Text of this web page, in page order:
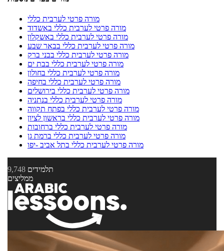
מורה פרטי לערבית כללי
מורה פרטי לערבית כללי באשדוד
מורה פרטי לערבית כללי באשקלון
מורה פרטי לערבית כללי בבאר שבע
מורה פרטי לערבית כללי בבני ברק
מורה פרטי לערבית כללי בבת ים
מורה פרטי לערבית כללי בחולון
מורה פרטי לערבית כללי בחיפה
מורה פרטי לערבית כללי בירושלים
מורה פרטי לערבית כללי בנתניה
מורה פרטי לערבית כללי בפתח תקווה
מורה פרטי לערבית כללי בראשון לציון
מורה פרטי לערבית כללי ברחובות
מורה פרטי לערבית כללי ברמת גן
מורה פרטי לערבית כללי בתל אביב -יפו
9,748 תלמידים
ממליצים